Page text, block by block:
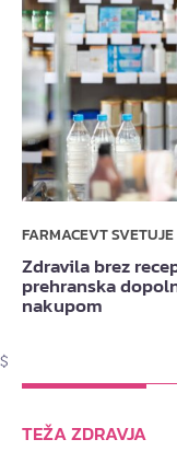
FARMACEVT SVETUJE
Zdravila brez
prehranska
nakupom
$
TEŽA ZDRAVJA